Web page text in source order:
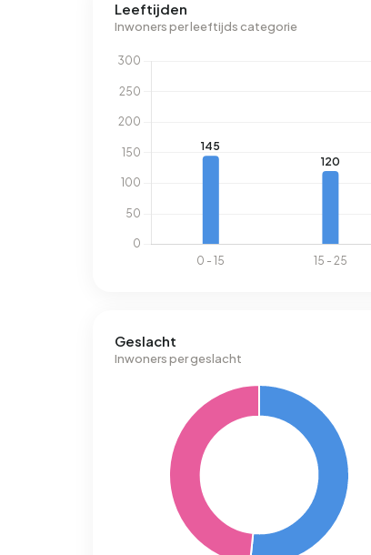
Leeftijden
Inwoners per leeftijds categorie
Geslacht
Inwoners per geslacht